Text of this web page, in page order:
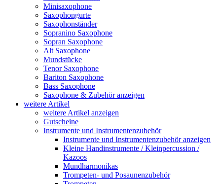
Minisaxophone
Saxophongurte
Saxophonständer
Sopranino Saxophone
Sopran Saxophone
Alt Saxophone
Mundstücke
Tenor Saxophone
Bariton Saxophone
Bass Saxophone
Saxophone & Zubehör anzeigen
weitere Artikel
weitere Artikel anzeigen
Gutscheine
Instrumente und Instrumentenzubehör
Instrumente und Instrumentenzubehör anzeigen
Kleine Handinstrumente / Kleinpercussion /
Kazoos
Mundharmonikas
Trompeten- und Posaunenzubehör